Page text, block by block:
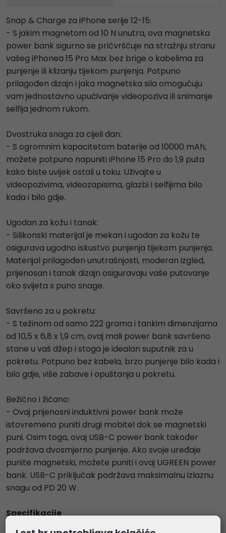
Snap & Charge za iPhone serije 12-15:
- S jakim magnetom od 10 N unutra, ova magnetska
power bank sigurno se pričvršćuje na stražnju stranu
vašeg iPhonea 15 Pro Max bez brige o kabelima za
punjenje ili klizanju tijekom punjenja. Potpuno
prilagođen dizajn i jaka magnetska sila omogućuju
vam jednostavno upućivanje videopoziva ili snimanje
selfija jednom rukom.
Dvostruka snaga za cijeli dan:
- S ogromnim kapacitetom baterije od 10000 mAh,
možete potpuno napuniti iPhone 15 Pro do 1,9 puta
kako biste uvijek ostali u toku. Uživajte u
videopozivima, videozapisima, glazbi i selfijima bilo
kada i bilo gdje.
Ugodan za kožu i tanak:
- Silikonski materijal je mekan i ugodan za kožu te
osigurava ugodno iskustvo punjenja tijekom punjenja.
Materijal prilagođen unutrašnjosti, moderan izgled,
prijenosan i tanak dizajn osiguravaju vaše putovanje
oko svijeta s puno snage.
Savršeno za u pokretu:
- S težinom od samo 222 grama i tankim dimenzijama
od 10,5 x 6,8 x 1,9 cm, ovaj mali power bank savršeno
stane u vaš džep i stoga je idealan suputnik za u
pokretu. Potpuno bez kabela, brzo punjenje bilo kada i
bilo gdje, više zabave i opuštanja u pokretu.
Bežično i žičano:
- Ovaj prijenosni induktivni power bank može
istovremeno puniti drugi mobitel dok se magnetski
puni. Osim toga, ovaj USB-C power bank također
podržava dvosmjerno punjenje. Ako svoje uređaje
punite magnetski, možete puniti i ovaj UGREEN power
bank. USB-C priključak podržava maksimalnu izlaznu
snagu od PD 20 W.
Specifikacije
- Ulaz: USB-C: 5V3A 9V2.22A 12V1.67A 20W Max